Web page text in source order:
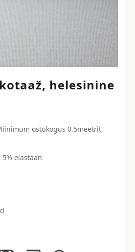
helesinine
ostukogus 0.5meetrit,
elastaan